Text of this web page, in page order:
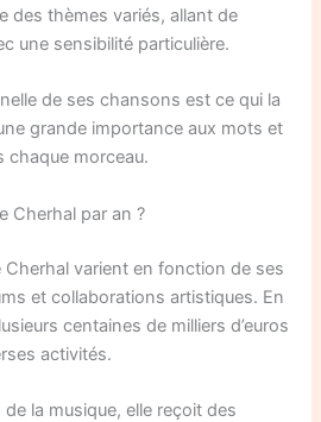
des thèmes variés, allant de
une sensibilité particulière.
de ses chansons est ce qui la
grande importance aux mots et
chaque morceau.
Cherhal par an ?
Cherhal varient en fonction de ses
et collaborations artistiques. En
centaines de milliers d’euros
activités.
la musique, elle reçoit des